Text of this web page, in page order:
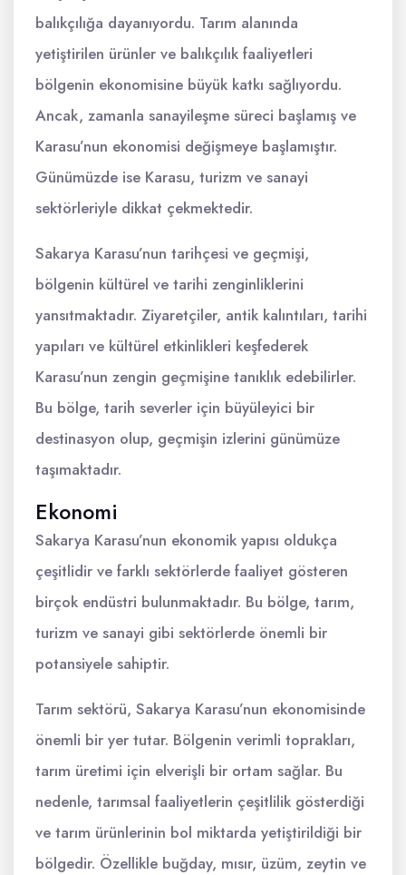
balıkçılığa dayanıyordu. Tarım alanında
yetiştirilen ürünler ve balıkçılık faaliyetleri
bölgenin ekonomisine büyük katkı sağlıyordu.
Ancak, zamanla sanayileşme süreci başlamış ve
Karasu’nun ekonomisi değişmeye başlamıştır.
Günümüzde ise Karasu, turizm ve sanayi
sektörleriyle dikkat çekmektedir.
Sakarya Karasu’nun tarihçesi ve geçmişi,
bölgenin kültürel ve tarihi zenginliklerini
yansıtmaktadır. Ziyaretçiler, antik kalıntıları, tarihi
yapıları ve kültürel etkinlikleri keşfederek
Karasu’nun zengin geçmişine tanıklık edebilirler.
Bu bölge, tarih severler için büyüleyici bir
destinasyon olup, geçmişin izlerini günümüze
taşımaktadır.
Ekonomi
Sakarya Karasu’nun ekonomik yapısı oldukça
çeşitlidir ve farklı sektörlerde faaliyet gösteren
birçok endüstri bulunmaktadır. Bu bölge, tarım,
turizm ve sanayi gibi sektörlerde önemli bir
potansiyele sahiptir.
Tarım sektörü, Sakarya Karasu’nun ekonomisinde
önemli bir yer tutar. Bölgenin verimli toprakları,
tarım üretimi için elverişli bir ortam sağlar. Bu
nedenle, tarımsal faaliyetlerin çeşitlilik gösterdiği
ve tarım ürünlerinin bol miktarda yetiştirildiği bir
bölgedir. Özellikle buğday, mısır, üzüm, zeytin ve